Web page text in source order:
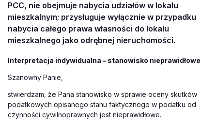
PCC, nie obejmuje nabycia udziałów w lokalu
mieszkalnym; przysługuje wyłącznie w przypadku
nabycia całego prawa własności do lokalu
mieszkalnego jako odrębnej nieruchomości.
Interpretacja indywidualna – stanowisko nieprawidłowe
Szanowny Panie,
stwierdzam, że Pana stanowisko w sprawie oceny skutków
podatkowych opisanego stanu faktycznego w podatku od
czynności cywilnoprawnych jest nieprawidłowe.